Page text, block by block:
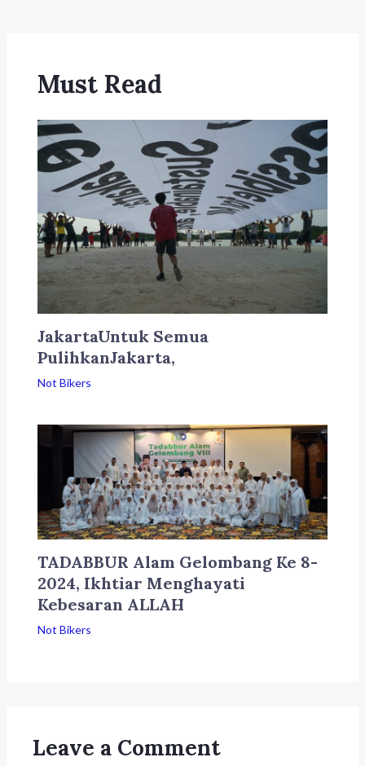
Must Read
JakartaUntuk Semua
PulihkanJakarta,
Not Bikers
TADABBUR Alam Gelombang Ke 8-
2024, Ikhtiar Menghayati
Kebesaran ALLAH
Not Bikers
Leave a Comment